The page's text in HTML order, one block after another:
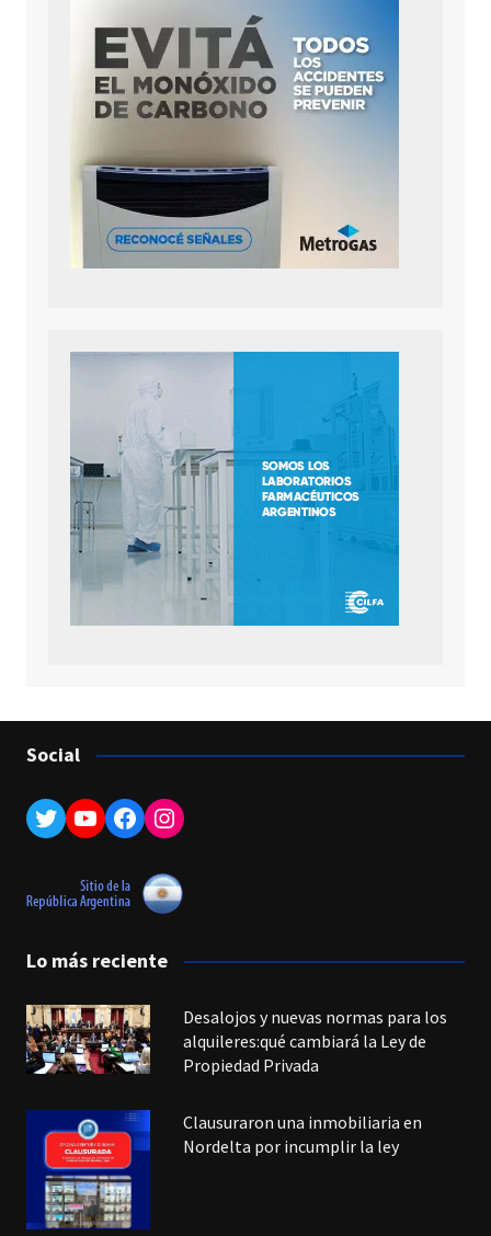
Social
Twitter
YouTube
Facebook
Instagram
Lo más reciente
Desalojos y nuevas normas para los
alquileres:qué cambiará la Ley de
Propiedad Privada
Clausuraron una inmobiliaria en
Nordelta por incumplir la ley